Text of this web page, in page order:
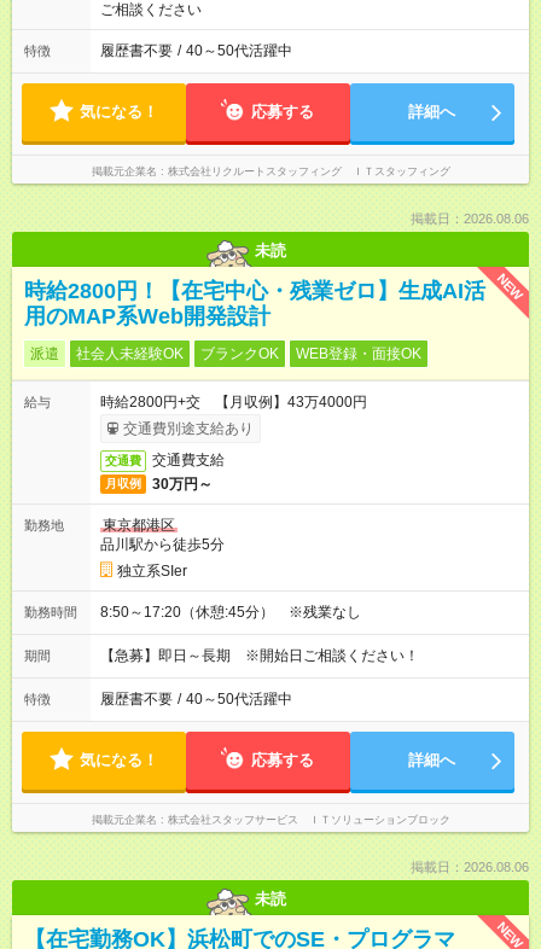
ご相談ください
特徴 履歴書不要 / 40～50代活躍中
気になる！ 応募する 詳細へ
掲載元企業名 株式会社リクルートスタッフィング ＩＴスタッフィング
掲載日：2026.08.06
未読
NEW
時給2800円！【在宅中心・残業ゼロ】生成AI活
用のMAP系Web開発設計
派遣 社会人未経験OK ブランクOK WEB登録・面接OK
給与
時給2800円+交 【月収例】43万4000円
交通費別途支給あり
交通費 交通費支給
月収例 30万円～
勤務地
東京都港区
品川駅から徒歩5分
独立系SIer
勤務時間 8:50～17:20（休憩:45分） ※残業なし
期間 【急募】即日～長期 ※開始日ご相談ください！
特徴 履歴書不要 / 40～50代活躍中
気になる！ 応募する 詳細へ
掲載元企業名 株式会社スタッフサービス ＩＴソリューションブロック
掲載日：2026.08.06
未読
NEW
【在宅勤務OK】浜松町でのSE・プログラマ